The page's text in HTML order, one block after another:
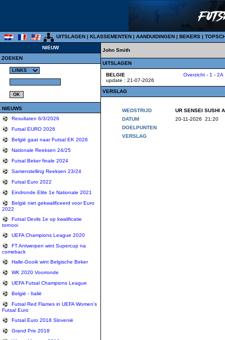
UITSLAGEN | KLASSEMENTEN | AANDUIDINGEN | BEKERS |
NIEUW
ZOEKEN
NIEUWS
Resultaten 6/3/2026
Futsal EURO 2026
België gaat naar Futsal EK 2026
Nationale Reeksen 24/25
Futsal Beker finale 2024
Samenstelling Reeksen 23/24
Futsal Euro 2022
Eindronde Elite 1e Nationale 2021
België niet gekwalificeerd voor Euro
2022
Futsal Devils 1e op kwalificatie
tornooi
UEFA Champions League 2020
FT Antwerpen wint Supercup na
comeback
Halle-Gooik wint Belgische Beker
WK 2020 Voorronde
UEFA Futsal Champions League
België - Italië
Futsal Red Flames in UEFA Women's
Futsal Euro
Futsal Euro 2018 Slovenië
Grand Prix 2018
John Smith
UITSLAGEN
BELGIE
update : 21-07-2026
Overzicht - 1 - 2A
VERSLAG
WEDSTRIJD
UR SENSEI SUSHI
DATUM
20-11-2026 21:20
DOELPUNTEN
VERSLAG